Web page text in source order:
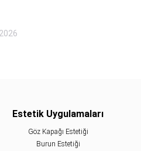
Estetik Uygulamaları
Göz Kapağı Estetiği
Burun Estetiği